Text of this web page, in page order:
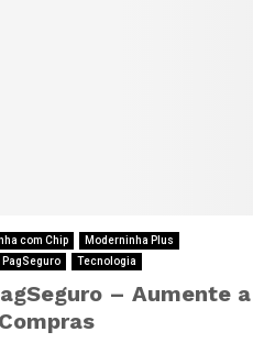
com Chip
Moderninha Plus
PagSeguro Tecnologia
– Aumente a